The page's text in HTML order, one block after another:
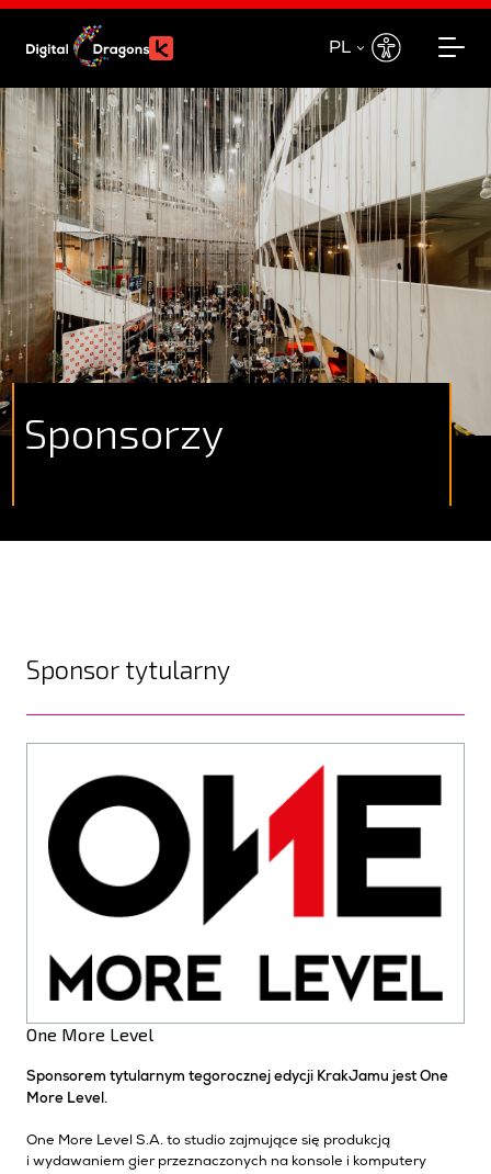
PL
PL
EN
Sponsorzy
Sponsor tytularny
One More Level
Sponsorem tytularnym tegorocznej edycji KrakJamu jest One
More Level.
One More Level S.A. to studio zajmujące się produkcją
i wydawaniem gier przeznaczonych na konsole i komputery